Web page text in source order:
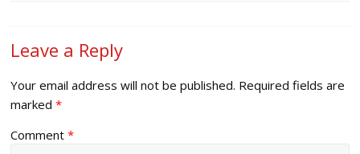
Leave a Reply
Your email address will not be published. Required fields are
marked*
Comment*